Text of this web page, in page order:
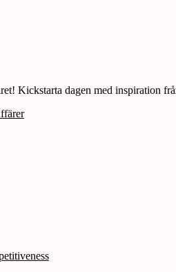
Kickstarta dagen med inspiration